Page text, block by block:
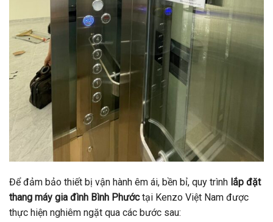
Để đảm bảo thiết bị vận hành êm ái, bền bỉ, quy trình lắp đặt
thang máy gia đình Bình Phướctại Kenzo Việt Nam được
thực hiện nghiêm ngặt qua các bước sau: